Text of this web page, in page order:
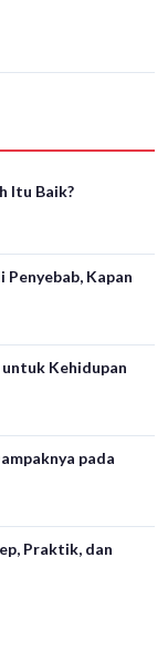
Itu Baik?
Penyebab, Kapan
Kehidupan
pada
Praktik, dan